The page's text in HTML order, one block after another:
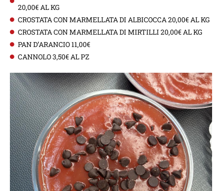
20,00€ AL KG
CROSTATA CON MARMELLATA DI ALBICOCCA 20,00€ AL KG
CROSTATA CON MARMELLATA DI MIRTILLI 20,00€ AL KG
PAN D’ARANCIO 11,00€
CANNOLO 3,50€ AL PZ